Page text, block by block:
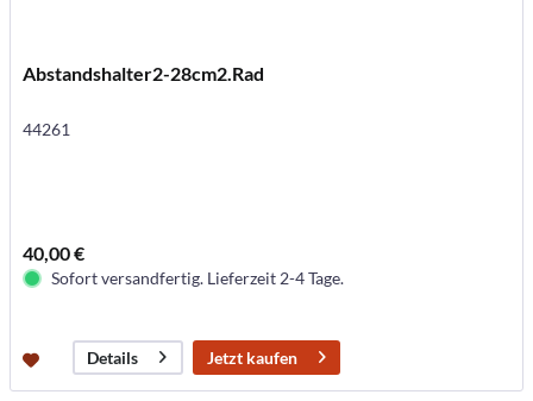
Abstandshalter2-28cm2.Rad
44261
40,00 €
Sofort versandfertig. Lieferzeit 2-4 Tage.
Details Jetzt kaufen